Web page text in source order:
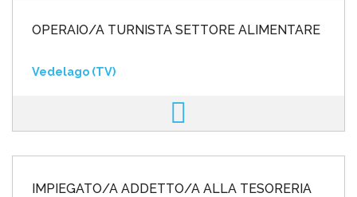
OPERAIO/A TURNISTA SETTORE ALIMENTARE
Vedelago (TV)
IMPIEGATO/A ADDETTO/A ALLA TESORERIA